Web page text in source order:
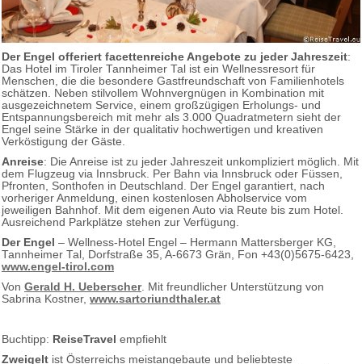
Der Engel offeriert facettenreiche Angebote zu jeder Jahreszeit:
Das Hotel im Tiroler Tannheimer Tal ist ein Wellnessresort für
Menschen, die die besondere Gastfreundschaft von Familienhotels
schätzen. Neben stilvollem Wohnvergnügen in Kombination mit
ausgezeichnetem Service, einem großzügigen Erholungs- und
Entspannungsbereich mit mehr als 3.000 Quadratmetern sieht der
Engel seine Stärke in der qualitativ hochwertigen und kreativen
Verköstigung der Gäste.
Anreise: Die Anreise ist zu jeder Jahreszeit unkompliziert möglich. Mit
dem Flugzeug via Innsbruck. Per Bahn via Innsbruck oder Füssen,
Pfronten, Sonthofen in Deutschland. Der Engel garantiert, nach
vorheriger Anmeldung, einen kostenlosen Abholservice vom
jeweiligen Bahnhof. Mit dem eigenen Auto via Reute bis zum Hotel.
Ausreichend Parkplätze stehen zur Verfügung.
Der Engel – Wellness-Hotel Engel – Hermann Mattersberger KG,
Tannheimer Tal, Dorfstraße 35, A-6673 Grän, Fon +43(0)5675-6423,
www.engel-tirol.com
Von Gerald H. Ueberscher. Mit freundlicher Unterstützung von
Sabrina Kostner, www.sartoriundthaler.at
Buchtipp: ReiseTravel empfiehlt
Zweigelt ist Österreichs meistangebaute und beliebteste